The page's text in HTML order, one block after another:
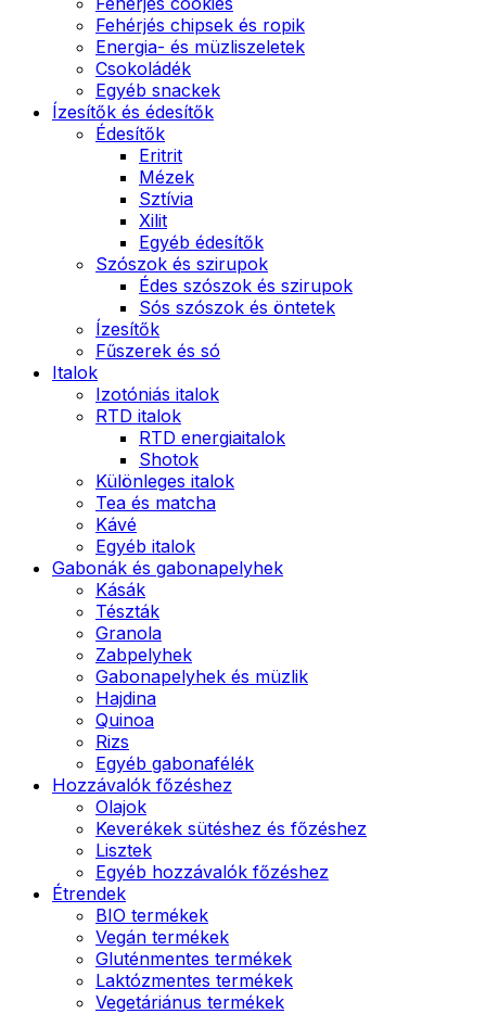
Fehérjés chipsek és ropik
Energia- és müzliszeletek
Csokoládék
Egyéb snackek
Ízesítők és édesítők
Édesítők
Eritrit
Mézek
Sztívia
Xilit
Egyéb édesítők
Szószok és szirupok
Édes szószok és szirupok
Sós szószok és öntetek
Ízesítők
Fűszerek és só
Italok
Izotóniás italok
RTD italok
RTD energiaitalok
Shotok
Különleges italok
Tea és matcha
Kávé
Egyéb italok
Gabonák és gabonapelyhek
Kásák
Tészták
Granola
Zabpelyhek
Gabonapelyhek és müzlik
Hajdina
Quinoa
Rizs
Egyéb gabonafélék
Hozzávalók főzéshez
Olajok
Keverékek sütéshez és főzéshez
Lisztek
Egyéb hozzávalók főzéshez
Étrendek
BIO termékek
Vegán termékek
Gluténmentes termékek
Laktózmentes termékek
Vegetáriánus termékek